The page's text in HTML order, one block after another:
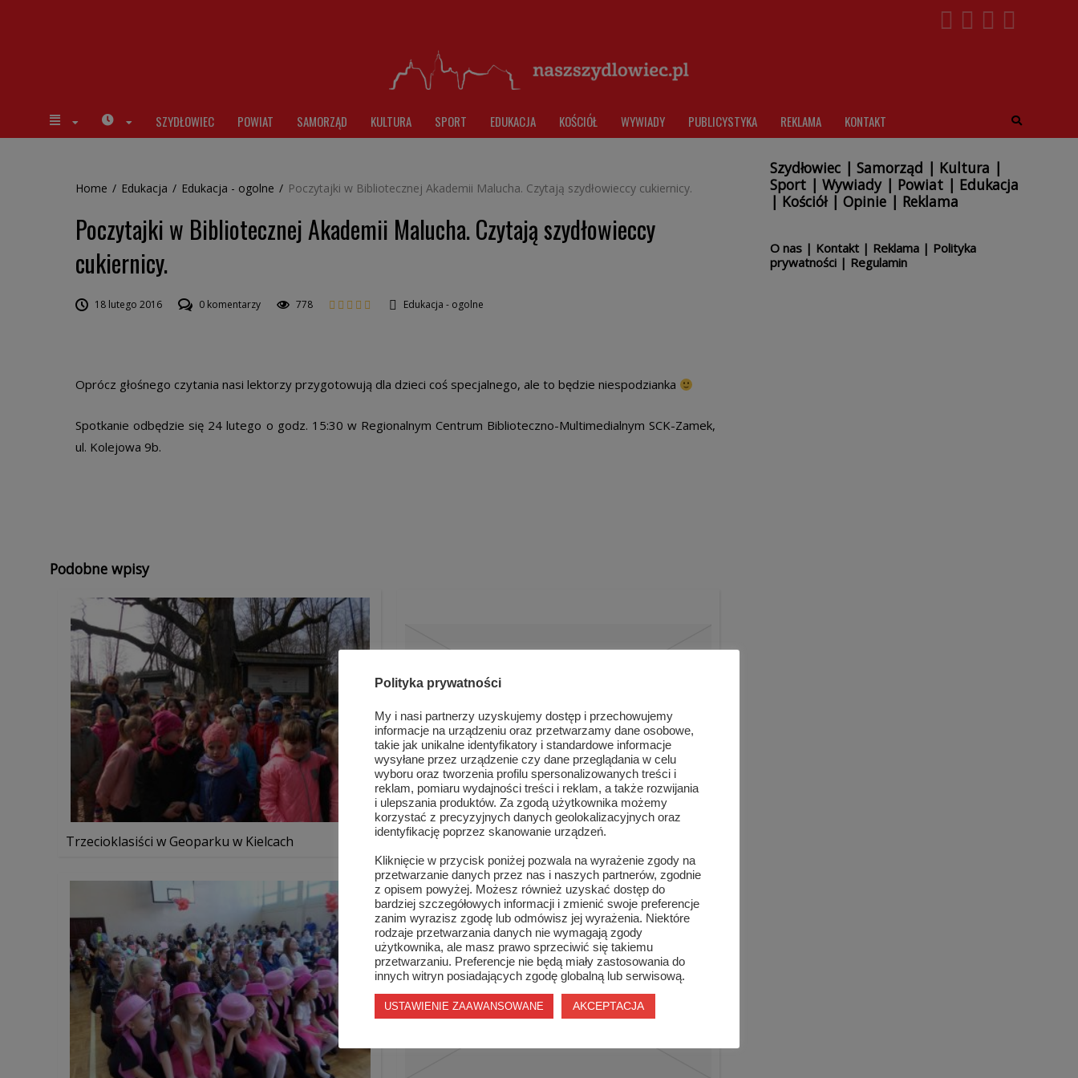
SZYDŁOWIEC POWIAT SAMORZĄD KULTURA SPORT EDUKACJA KOŚCIÓŁ WYWIADY PUBLICYSTYKA REKLAMA KONTAKT
Home / Edukacja / Edukacja - ogolne / Poczytajki w Bibliotecznej Akademii Malucha. Czytają szydłowieccy cukiernicy.
Poczytajki w Bibliotecznej Akademii Malucha. Czytają szydłowieccy
cukiernicy.
18 lutego 2016 0 komentarzy 778 Edukacja - ogolne
Oprócz głośnego czytania nasi lektorzy przygotowują dla dzieci coś specjalnego, ale to będzie niespodzianka
Spotkanie odbędzie się 24 lutego o godz. 15:30 w Regionalnym Centrum Biblioteczno-Multimedialnym SCK-Zamek,
ul. Kolejowa 9b.
Podobne wpisy
Trzecioklasiści w Geoparku w Kielcach W Krzemionkach Opatowskich
Szydłowiec| Samorząd | Kultura |
Sport| Wywiady| Powiat| Edukacja
| Kościół| Opinie| Reklama
O nas| Kontakt| Reklama| Polityka
prywatności| Regulamin
Polityka prywatności
My i nasi partnerzy uzyskujemy dostęp i przechowujemy
informacje na urządzeniu oraz przetwarzamy dane osobowe,
takie jak unikalne identyfikatory i standardowe informacje
wysyłane przez urządzenie czy dane przeglądania w celu
wyboru oraz tworzenia profilu spersonalizowanych treści i
reklam, pomiaru wydajności treści i reklam, a także rozwijania
i ulepszania produktów. Za zgodą użytkownika możemy
korzystać z precyzyjnych danych geolokalizacyjnych oraz
identyfikację poprzez skanowanie urządzeń.
Kliknięcie w przycisk poniżej pozwala na wyrażenie zgody na
przetwarzanie danych przez nas i naszych partnerów, zgodnie
z opisem powyżej. Możesz również uzyskać dostęp do
bardziej szczegółowych informacji i zmienić swoje preferencje
zanim wyrazisz zgodę lub odmówisz jej wyrażenia. Niektóre
rodzaje przetwarzania danych nie wymagają zgody
użytkownika, ale masz prawo sprzeciwić się takiemu
przetwarzaniu. Preferencje nie będą miały zastosowania do
innych witryn posiadających zgodę globalną lub serwisową.
USTAWIENIE ZAAWANSOWANE AKCEPTACJA